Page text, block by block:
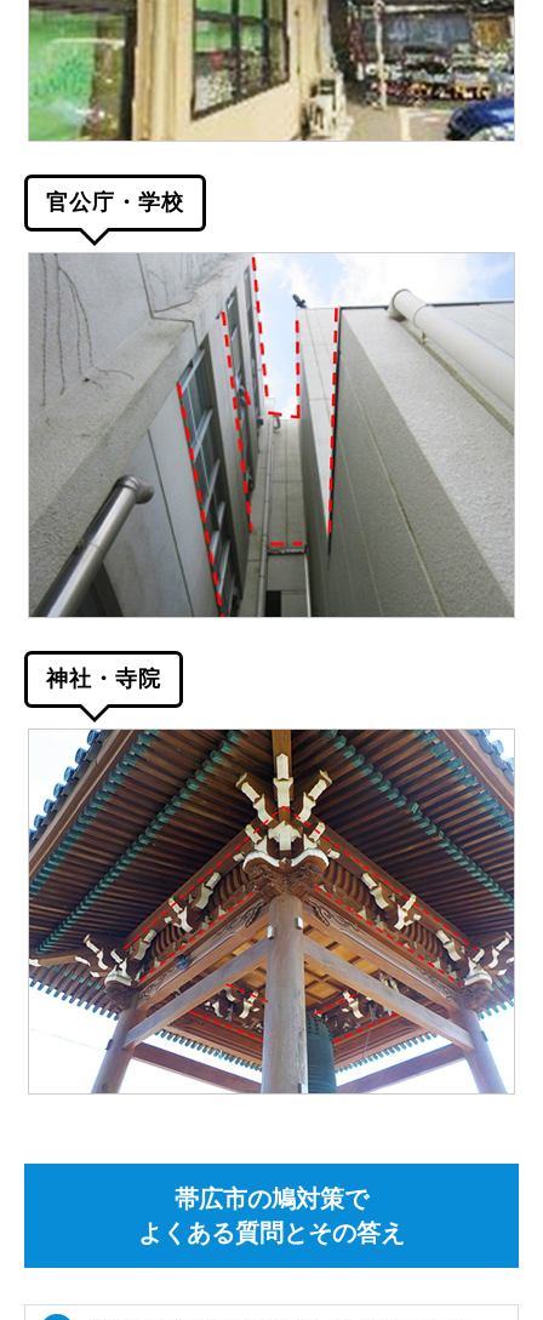
官公庁・学校
神社・寺院
帯広市の鳩対策で
よくある質問とその答え